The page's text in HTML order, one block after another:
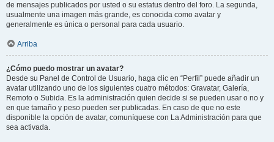
de mensajes publicados por usted o su estatus dentro del foro. La segunda,
usualmente una imagen más grande, es conocida como avatar y
generalmente es única o personal para cada usuario.
Arriba
¿Cómo puedo mostrar un avatar?
Desde su Panel de Control de Usuario, haga clic en “Perfil” puede añadir un
avatar utilizando uno de los siguientes cuatro métodos: Gravatar, Galería,
Remoto o Subida. Es la administración quien decide si se pueden usar o no y
en que tamaño y peso pueden ser publicadas. En caso de que no este
disponible la opción de avatar, comuníquese con La Administración para que
sea activada.